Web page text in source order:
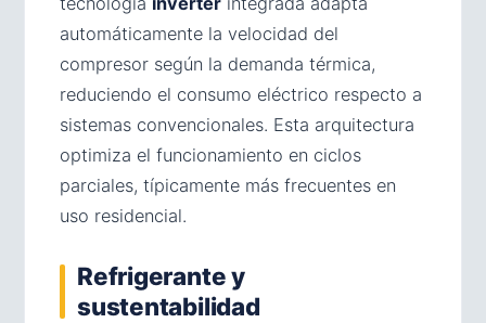
automáticamente la velocidad del
compresor según la demanda térmica,
reduciendo el consumo eléctrico respecto a
sistemas convencionales. Esta arquitectura
optimiza el funcionamiento en ciclos
parciales, típicamente más frecuentes en
uso residencial.
Refrigerante y
sustentabilidad